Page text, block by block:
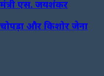
एस. जयशंकर
और किशोर जेना